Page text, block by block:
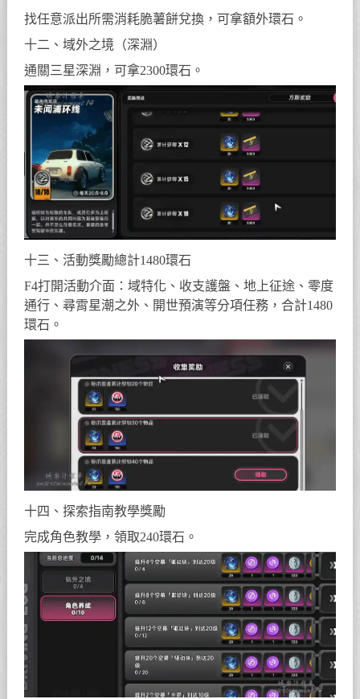
找任意派出所需消耗脆薯餅兌換，可拿額外環石。
十二、域外之境（深淵）
通關三星深淵，可拿2300環石。
十三、活動獎勵總計1480環石
F4打開活動介面：域特化、收支護盤、地上征途、零度
通行、尋霄星潮之外、開世預演等分項任務，合計1480
環石。
十四、探索指南教學獎勵
完成角色教學，領取240環石。